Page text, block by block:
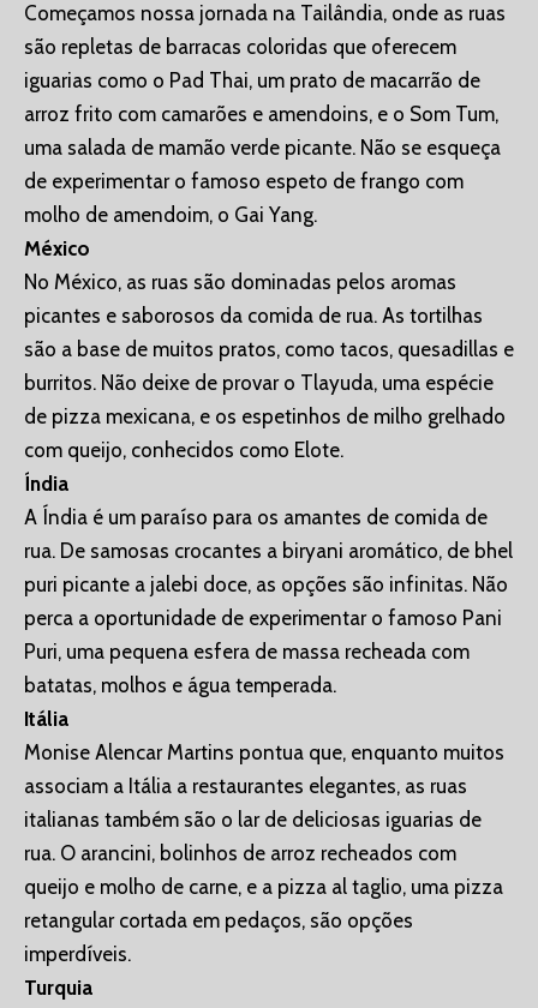
Começamos nossa jornada na Tailândia, onde as ruas
são repletas de barracas coloridas que oferecem
iguarias como o Pad Thai, um prato de macarrão de
arroz frito com camarões e amendoins, e o Som Tum,
uma salada de mamão verde picante. Não se esqueça
de experimentar o famoso espeto de frango com
molho de amendoim, o Gai Yang.
México
No México, as ruas são dominadas pelos aromas
picantes e saborosos da comida de rua. As tortilhas
são a base de muitos pratos, como tacos, quesadillas e
burritos. Não deixe de provar o Tlayuda, uma espécie
de pizza mexicana, e os espetinhos de milho grelhado
com queijo, conhecidos como Elote.
Índia
A Índia é um paraíso para os amantes de comida de
rua. De samosas crocantes a biryani aromático, de bhel
puri picante a jalebi doce, as opções são infinitas. Não
perca a oportunidade de experimentar o famoso Pani
Puri, uma pequena esfera de massa recheada com
batatas, molhos e água temperada.
Itália
Monise Alencar Martins pontua que, enquanto muitos
associam a Itália a restaurantes elegantes, as ruas
italianas também são o lar de deliciosas iguarias de
rua. O arancini, bolinhos de arroz recheados com
queijo e molho de carne, e a pizza al taglio, uma pizza
retangular cortada em pedaços, são opções
imperdíveis.
Turquia